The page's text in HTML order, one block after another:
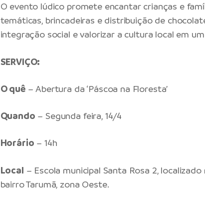
O evento lúdico promete encantar crianças e
temáticas, brincadeiras e distribuição de
integração social e valorizar a cultura local em
SERVIÇO:
O quê– Abertura da ‘Páscoa na Floresta’
Quando – Segunda feira, 14/4
Horário – 14h
Local – Escola municipal Santa Rosa 2,
bairro Tarumã, zona Oeste.